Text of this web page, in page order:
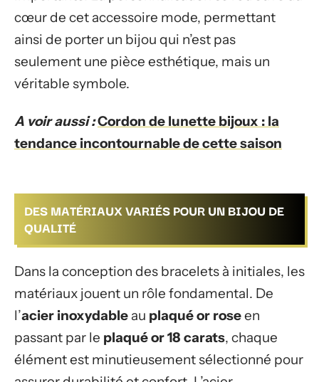
cœur de cet accessoire mode, permettant
ainsi de porter un bijou qui n’est pas
seulement une pièce esthétique, mais un
véritable symbole.
A voir aussi :Cordon de lunette bijoux : la
tendance incontournable de cette saison
DES MATÉRIAUX VARIÉS POUR UN BIJOU DE
QUALITÉ
Dans la conception des bracelets à initiales, les
matériaux jouent un rôle fondamental. De
l’acier inoxydable au plaqué or roseen
passant par le plaqué or 18 carats, chaque
élément est minutieusement sélectionné pour